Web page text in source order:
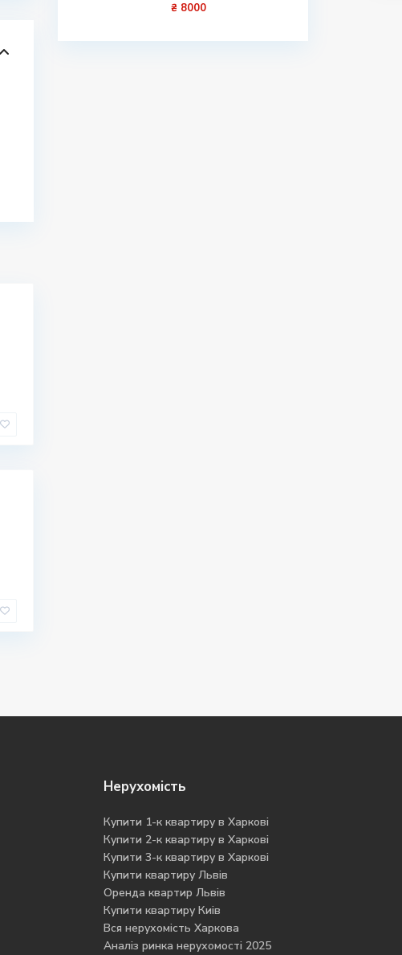
₴ 8000
Нерухомість
Купити 1-к квартиру в Харкові
Купити 2-к квартиру в Харкові
Купити 3-к квартиру в Харкові
Купити квартиру Львів
Оренда квартир Львів
Купити квартиру Киів
Вся нерухомість Харкова
Аналіз ринка нерухомості 2025